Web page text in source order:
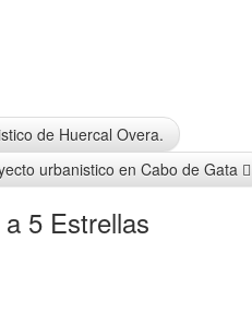
de Huercal Overa.
urbanistico en Cabo de Gata
5 Estrellas